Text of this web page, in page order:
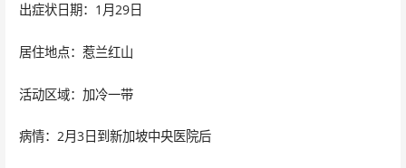
出症状日期：1月29日
居住地点：惹兰红山
活动区域：加冷一带
病情：2月3日到新加坡中央医院后